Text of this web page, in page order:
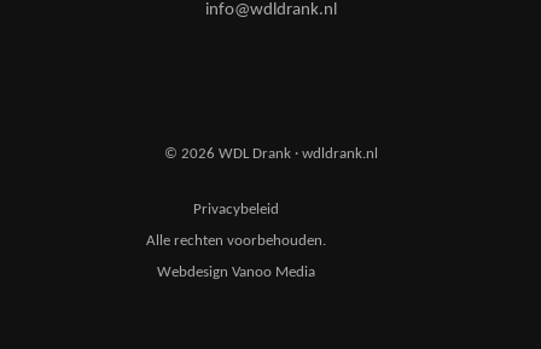
info@wdldrank.nl
© 2026 WDL Drank · wdldrank.nl
Privacybeleid
Alle rechten voorbehouden.
Webdesign Vanoo Media